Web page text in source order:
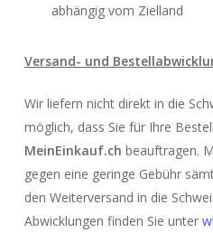
abhängig vom Zielland
Versand- und
Wir liefern nicht direkt in die
möglich, dass Sie für Ihre
MeinEinkauf.ch beauftragen.
gegen eine geringe Gebühr
den Weiterversand in die
Abwicklungen finden Sie unter